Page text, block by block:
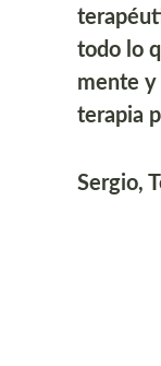
todo lo
mente y
terapia
​Sergio,